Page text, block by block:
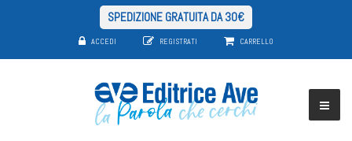
SPEDIZIONE GRATUITA DA 30€
ACCEDI REGISTRATI CARRELLO